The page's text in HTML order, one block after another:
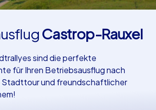
Castrop-Rauxel
sind die perfekte
für Ihren Betriebsausflug nach
Stadttour und freundschaftlicher